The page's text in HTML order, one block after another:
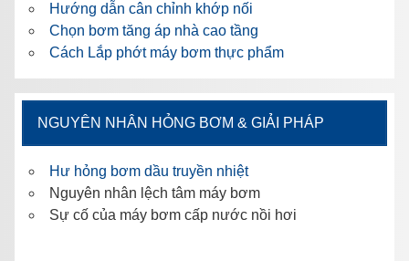
Hướng dẫn cân chỉnh khớp nối
Chọn bơm tăng áp nhà cao tầng
Cách Lắp phớt máy bơm thực phẩm
NGUYÊN NHÂN HỎNG BƠM & GIẢI PHÁP
Hư hỏng bơm dầu truyền nhiệt
Nguyên nhân lệch tâm máy bơm
Sự cố của máy bơm cấp nước nồi hơi